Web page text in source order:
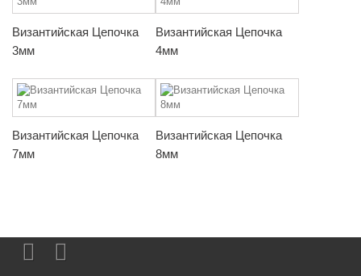
Византийская Цепочка
3мм
Византийская Цепочка
4мм
Византийская Цепочка
7мм
Византийская Цепочка
8мм